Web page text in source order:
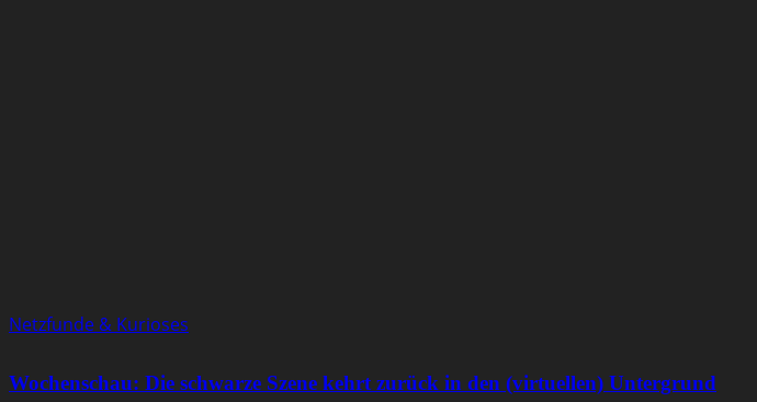
Netzfunde & Kurioses
Wochenschau: Die schwarze Szene kehrt zurück in den (virtuellen) Untergrund